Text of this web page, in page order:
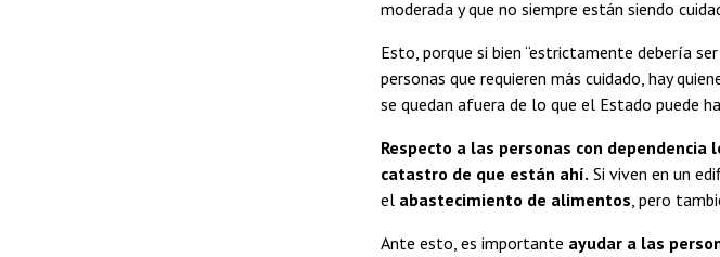
moderada y que no siempre están siendo
Esto, porque si bien “estrictamente debería
personas que requieren más cuidado, hay
se quedan afuera de lo que el Estado puede
Respecto a las personas con
catastro de que están ahí. Si viven en un
el abastecimiento de alimentos, pero
Ante esto, es importante ayudar a las